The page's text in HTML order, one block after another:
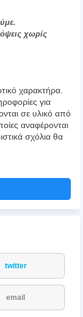
χωρίς
χαρακτήρα.
για
σε υλικό από
αναφέρονται
σχόλια θα
twitter
email